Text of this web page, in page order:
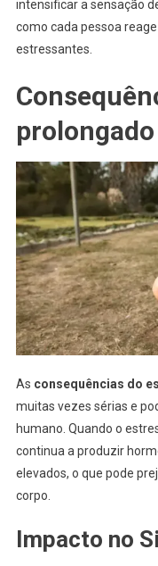
intensificar a sensação
como cada pessoa
estressantes.
As consequências do
muitas vezes sérias e
humano. Quando o
continua a produzir
elevados, o que pode
corpo.
Impacto no